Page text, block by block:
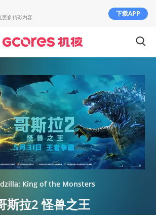
King of the Monsters
斯拉2 怪兽之王
更多精彩内容 下载APP